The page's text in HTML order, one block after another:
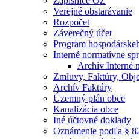
Verejné obstarávanie
Rozpočet
Záverečný účet
Program
Interné normatívne
Archív Interné
Zmluvy, Faktúry,
Archív Faktúry
Územný plán obce
Kanalizácia obce
Iné účtovné doklady
Oznámenie podľa §